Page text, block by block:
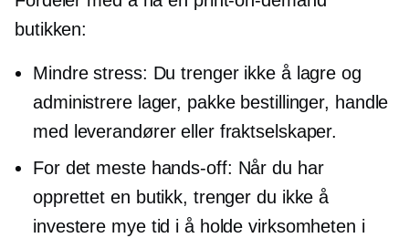
butikken:
Mindre stress: Du trenger ikke å lagre og
administrere lager, pakke bestillinger, handle
med leverandører eller fraktselskaper.
For det meste hands-off: Når du har
opprettet en butikk, trenger du ikke å
investere mye tid i å holde virksomheten i